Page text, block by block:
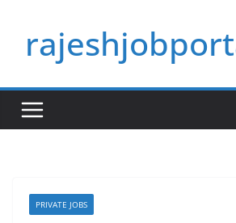
content
PRIVATE JOBS